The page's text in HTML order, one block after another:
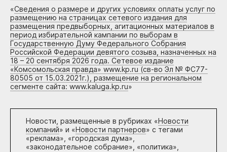
«Сведения о размере и других условиях оплаты услуг по
размещению на страницах сетевого издания для
размещения предвыборных, агитационных материалов в
период избирательной кампании по выборам в
Государственную Думу Федерального Собрания
Российской Федерации девятого созыва, назначенных на
18 – 20 сентября 2026 года. Сетевое издание
«Комсомольская правда» www.kp.ru (св-во Эл № ФС77-
80505 от 15.03.2021г.), размещение на региональном
сегменте сайта: www.kaluga.kp.ru»
Новости, размещенные в рубриках «Новости
компаний» и «Новости партнеров» с тегами
«реклама», «городская дума»,
«законодательное собрание», «политика»,